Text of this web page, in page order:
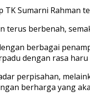
Sumarni Rahman
terus berbenah,
berbagai
dengan rasa
perpisahan,
berharga yang